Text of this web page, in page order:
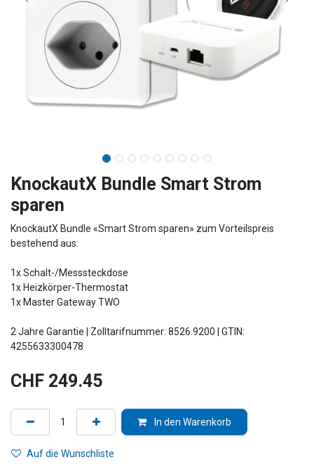
KnockautX Bundle Smart Strom
sparen
KnockautX Bundle «Smart Strom sparen» zum Vorteilspreis
bestehend aus:
1x Schalt-/Messsteckdose
1x Heizkörper-Thermostat
1x Master Gateway TWO
2 Jahre Garantie | Zolltarifnummer: 8526.9200 | GTIN:
4255633300478
CHF 249.45
In den Warenkorb
Auf die Wunschliste